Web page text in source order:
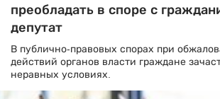
преобладать в споре с
депутат
В публично-правовых спорах при
действий органов власти граждане
неравных условиях.